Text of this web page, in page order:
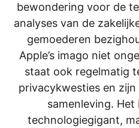
bewondering voor de
analyses van de
gemoederen
Apple’s imago niet
staat ook regelmatig
privacykwesties en
samenleving. Het
technologiegigant,